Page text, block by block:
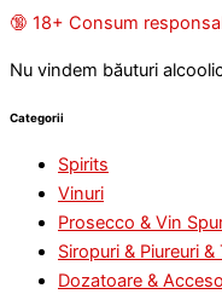
🔞 18+ Consum
Nu vindem băuturi
Categorii
Spirits
Vinuri
Prosecco & Vin
Siropuri & Piureuri
Dozatoare &